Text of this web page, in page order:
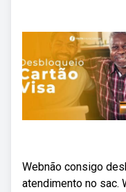
Webnão consigo
atendimento no sac.